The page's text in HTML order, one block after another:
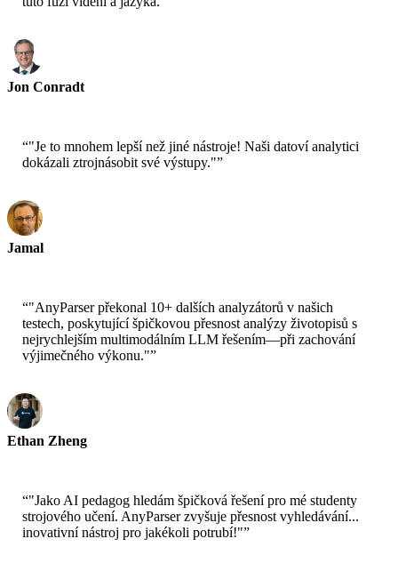
Jon Conradt
“"Je to mnohem lepší než jiné nástroje! Naši datoví analytici
dokázali ztrojnásobit své výstupy."”
Jamal
“"AnyParser překonal 10+ dalších analyzátorů v našich
testech, poskytující špičkovou přesnost analýzy životopisů s
nejrychlejším multimodálním LLM řešením—při zachování
výjimečného výkonu."”
Ethan Zheng
“"Jako AI pedagog hledám špičková řešení pro mé studenty
strojového učení. AnyParser zvyšuje přesnost vyhledávání...
inovativní nástroj pro jakékoli potrubí!"”